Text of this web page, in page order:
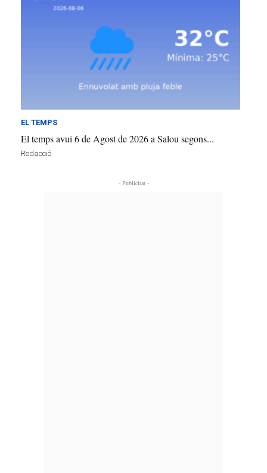
EL TEMPS
El temps avui 6 de Agost de 2026 a Salou segons...
Redacció
- Publicitat -